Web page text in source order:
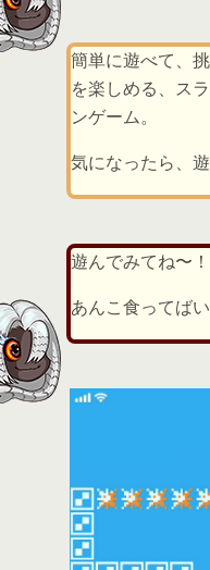
簡単に遊べて、
を楽しめる、ス
ンゲーム。
気になったら、
遊んでみてね〜！
あんこ食ってば